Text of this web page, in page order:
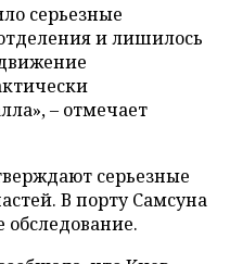
серьезные
и лишилось
– отмечает
серьезные
В порту Самсуна
обследование.